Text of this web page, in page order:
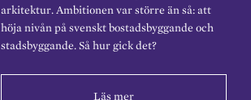
arkitektur. Ambitionen var större än så: att
höja nivån på svenskt bostadsbyggande och
stadsbyggande. Så hur gick det?
Läs mer